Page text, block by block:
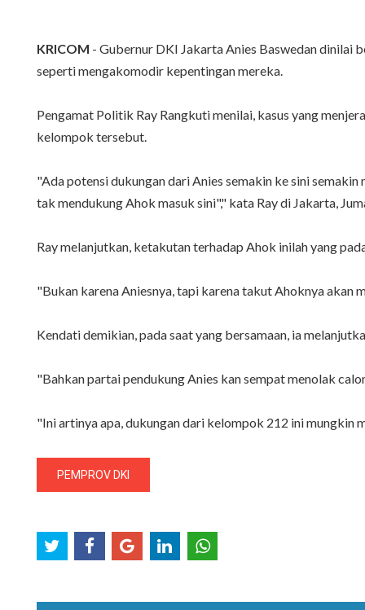
KRICOM - Gubernur DKI Jakarta Anies Baswedan dinilai
seperti mengakomodir kepentingan mereka.
Pengamat Politik Ray Rangkuti menilai, kasus yang
kelompok tersebut.
"Ada potensi dukungan dari Anies semakin ke sini
tak mendukung Ahok masuk sini"," kata Ray di Jakarta,
Ray melanjutkan, ketakutan terhadap Ahok inilah yang
"Bukan karena Aniesnya, tapi karena takut Ahoknya akan
Kendati demikian, pada saat yang bersamaan, ia
"Bahkan partai pendukung Anies kan sempat menolak
"Ini artinya apa, dukungan dari kelompok 212 ini mungkin
PEMPROV DKI